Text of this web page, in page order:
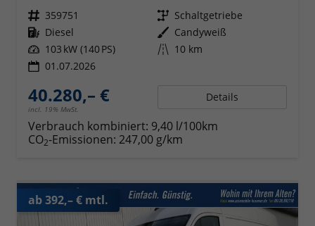
Fahrzeugnr. 359751 Getriebe Schaltgetriebe
Kraftstoff Diesel Außenfarbe Candyweiß
Leistung 103 kW (140 PS) Kilometerstand 10 km
01.07.2026
40.280,– €
incl. 19% MwSt.
Details
Verbrauch kombiniert: 9,40 l/100km
CO2-Emissionen: 247,00 g/km
ab 392,– € mtl.